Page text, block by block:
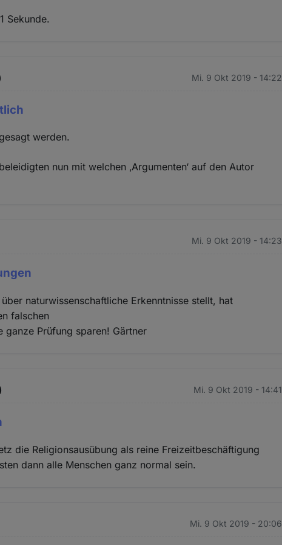
Sekunde.
Mi. 9 Okt 2019 - 14:22
werden.
nun mit welchen ‚Argumenten‘ auf den Autor
Mi. 9 Okt 2019 - 14:23
naturwissenschaftliche Erkenntnisse stellt, hat
falschen
ganze Prüfung sparen! Gärtner
Mi. 9 Okt 2019 - 14:41
die Religionsausübung als reine Freizeitbeschäftigung
dann alle Menschen ganz normal sein.
Mi. 9 Okt 2019 - 20:06